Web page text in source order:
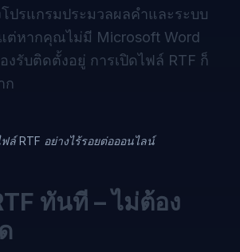
โปรแกรมประมวลผลคำและระบบ
ต่หากคุณไม่มี Microsoft Word
งรับติดตั้งอยู่ การเปิดไฟล์ RTF ก็
ก
ล์ RTF อย่างไร้รอยต่อออนไลน์
ทันที – ไม่ต้อง